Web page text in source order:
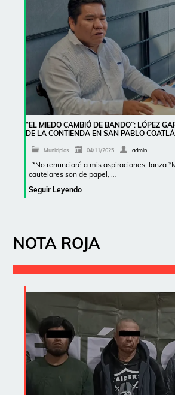
“EL MIEDO CAMBIÓ DE BANDO”: LÓPEZ
DE LA CONTIENDA EN SAN PABLO
Municipios 04/11/2025 admin
*No renunciaré a mis aspiraciones, lanza
cautelares son de papel, …
Seguir Leyendo
NOTA ROJA